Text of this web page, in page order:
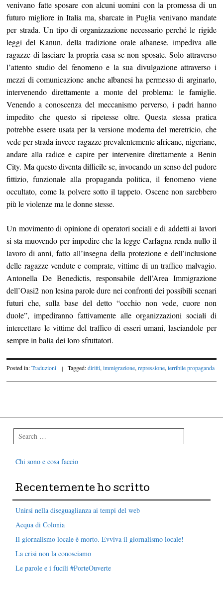
venivano fatte sposare con alcuni uomini con la promessa di un
futuro migliore in Italia ma, sbarcate in Puglia venivano mandate
per strada. Un tipo di organizzazione necessario perché le rigide
leggi del Kanun, della tradizione orale albanese, impediva alle
ragazze di lasciare la propria casa se non sposate. Solo attraverso
l’attento studio del fenomeno e la sua divulgazione attraverso i
mezzi di comunicazione anche albanesi ha permesso di arginarlo,
intervenendo direttamente a monte del problema: le famiglie.
Venendo a conoscenza del meccanismo perverso, i padri hanno
impedito che questo si ripetesse oltre. Questa stessa pratica
potrebbe essere usata per la versione moderna del meretricio, che
vede per strada invece ragazze prevalentemente africane, nigeriane,
andare alla radice e capire per intervenire direttamente a Benin
City. Ma questo diventa difficile se, invocando un senso del pudore
fittizio, funzionale alla propaganda politica, il fenomeno viene
occultato, come la polvere sotto il tappeto. Oscene non sarebbero
più le violenze ma le donne stesse.
Un movimento di opinione di operatori sociali e di addetti ai lavori
si sta muovendo per impedire che la legge Carfagna renda nullo il
lavoro di anni, fatto all’insegna della protezione e dell’inclusione
delle ragazze vendute e comprate, vittime di un traffico malvagio.
Antonella De Benedictis, responsabile dell’Area Immigrazione
dell’Oasi2 non lesina parole dure nei confronti dei possibili scenari
futuri che, sulla base del detto “occhio non vede, cuore non
duole”, impediranno fattivamente alle organizzazioni sociali di
intercettare le vittime del traffico di esseri umani, lasciandole per
sempre in balia dei loro sfruttatori.
Posted in:Traduzioni | Tagged:diritti,immigrazione,repressione,terribile propaganda
Search
Chi sono e cosa faccio
Recentemente ho scritto
Unirsi nella diseguaglianza ai tempi del web
Acqua di Colonia
Il giornalismo locale è morto. Evviva il giornalismo locale!
La crisi non la conosciamo
Le parole e i fucili #PorteOuverte